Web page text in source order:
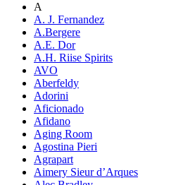
A
A. J. Fernandez
A.Bergere
A.E. Dor
A.H. Riise Spirits
AVO
Aberfeldy
Adorini
Aficionado
Afidano
Aging Room
Agostina Pieri
Agrapart
Aimery Sieur d’Arques